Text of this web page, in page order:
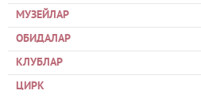
МУЗЕЙЛАР
ОБИДАЛАР
КЛУБЛАР
ЦИРК